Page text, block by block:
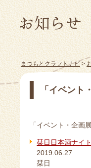
まつもとクラフトナビ>
「イベント
「イベント・企画
栞日日本酒ナイ
2019.06.27
栞日